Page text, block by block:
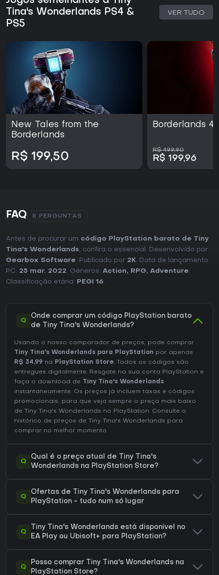
Tina's Wonderlands PS4 &
PS5
VER TUDO
New Tales from the
Borderlands
R$ 199,50
Borderlands 4
R$ 499,90
R$ 199,96
FAQ 8 PERGUNTAS
Antes de procurar um código PlayStation barato de Tiny
Tina's Wonderlands, confira o essencial. Desenvolvido por
Gearbox Software. Publicado por 2K. Data de lançamento
PC: 25 mar. 2022. Géneros: Action, RPG, Adventure.
Classificação etária:
PEGI 16.
Q
Onde comprar um código PlayStation barato
de Tiny Tina's Wonderlands?
Usando o nosso comparador de preços, pode comprar
Tiny Tina's Wonderlands para PlayStation por apenas
R$ 34,99 na PlayStation Store. Todos os códigos são
entregues digitalmente. Resgate na sua conta PlayStation e
faça o download de
Tiny Tina's Wonderlands
instantaneamente. Os preços já incluem taxas e códigos
promocionais, para que veja sempre o preço mais baixo
de Tiny Tina's Wonderlands no PlayStation. Consulte o
histórico de preços de Tiny Tina's Wonderlands para
comprar no melhor momento.
Q
Qual é o preço atual de Tiny Tina's
Wonderlands na PlayStation Store?
Q
Ofertas de Tiny Tina's Wonderlands para
PlayStation - tudo num só lugar
Q
Tiny Tina's Wonderlands está disponível no
EA Play ou Ubisoft+ para PlayStation?
Q
Posso comprar Tiny Tina's Wonderlands na
PlayStation Store?